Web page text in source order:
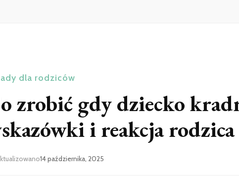
dla rodziców
zrobić gdy dziecko
i reakcja rodzica
14 października, 2025